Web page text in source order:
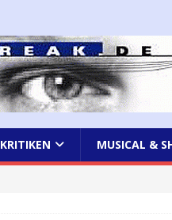
KRITIKEN MUSICAL &